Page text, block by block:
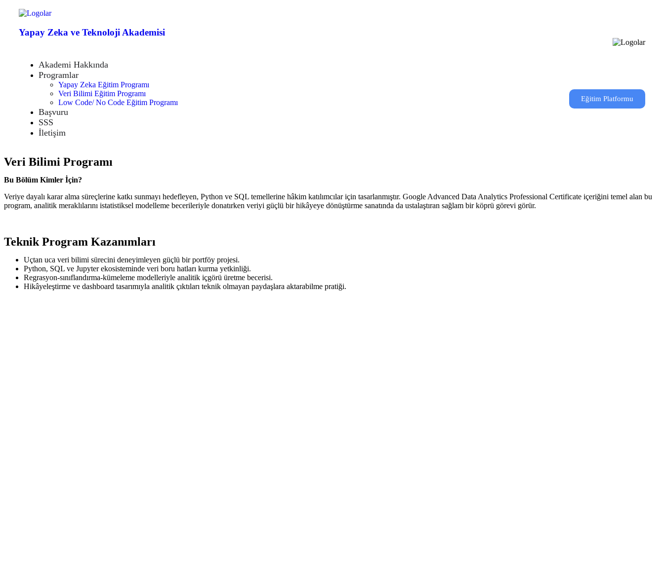
Yapay Zeka ve Teknoloji Akademisi
Akademi Hakkında
Programlar
Yapay Zeka Eğitim Programı
Veri Bilimi Eğitim Programı
Low Code/ No Code Eğitim Programı
Başvuru
SSS
İletişim
Eğitim Platformu
Veri Bilimi Programı
Bu Bölüm Kimler İçin?
Veriye dayalı karar alma süreçlerine katkı sunmayı hedefleyen, Python ve SQL temellerine hâkim katılımcılar için tasarlanmıştır. Google Advanced Data Analytics Professional Certificate içeriğini temel alan bu
program, analitik meraklılarını istatistiksel modelleme becerileriyle donatırken veriyi güçlü bir hikâyeye dönüştürme sanatında da ustalaştıran sağlam bir köprü görevi görür.
Teknik Program Kazanımları
Uçtan uca veri bilimi sürecini deneyimleyen güçlü bir portföy projesi.
Python, SQL ve Jupyter ekosisteminde veri boru hatları kurma yetkinliği.
Regrasyon-sınıflandırma-kümeleme modelleriyle analitik içgörü üretme becerisi.
Hikâyeleştirme ve dashboard tasarımıyla analitik çıktıları teknik olmayan paydaşlara aktarabilme pratiği.